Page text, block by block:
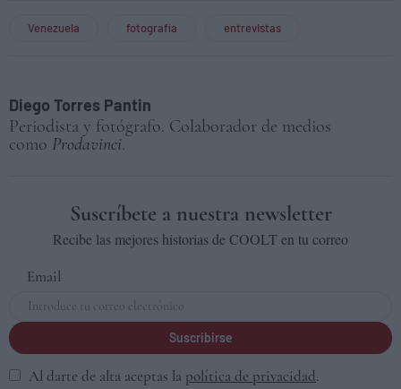
Venezuela fotografía entrevistas
Diego Torres Pantin
Periodista y fotógrafo. Colaborador de medios
como Prodavinci.
Suscríbete a nuestra newsletter
Recibe las mejores historias de COOLT en tu correo
Email
Suscribirse
Al darte de alta aceptas la política de privacidad.